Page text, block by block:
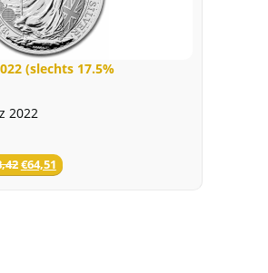
(slechts 17.5%
2022
€64,51